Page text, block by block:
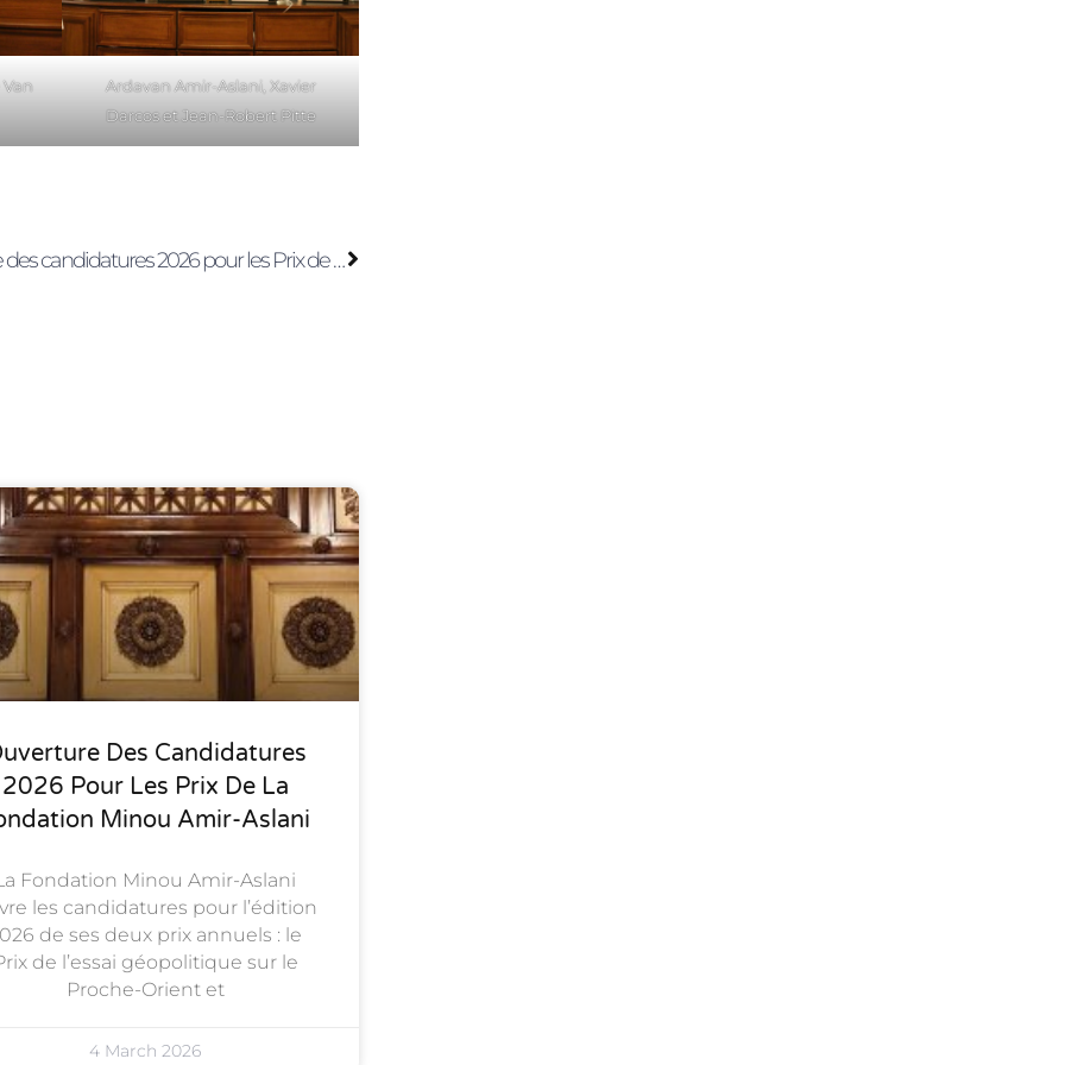
Ardavan Amir-Aslani, Xavier
Darcos et Jean-Robert Pitte
Ouverture des candidatures 2026 pour les Prix de la Fondation Minou Amir-Aslani
Des Candidatures
2026 Pour Les Prix De La
Minou Amir-Aslani
Fondation Minou Amir-Aslani
les candidatures pour l’édition
de ses deux prix annuels : le
de l’essai géopolitique sur le
Proche-Orient et
4 March 2026